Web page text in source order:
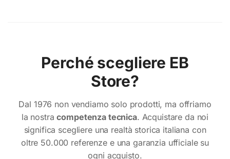
Perché scegliere EB
Store?
Dal 1976 non vendiamo solo prodotti, ma offriamo
la nostracompetenza tecnica. Acquistare da noi
significa scegliere una realtà storica italiana con
oltre 50.000 referenze e una garanzia ufficiale su
ogni acquisto.